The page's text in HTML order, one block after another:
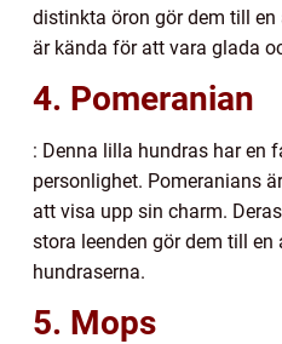
distinkta öron gör dem till en
är kända för att vara glada
4. Pomeranian
: Denna lilla hundras har en
personlighet. Pomeranians
att visa upp sin charm.
stora leenden gör dem till
hundraserna.
5. Mops